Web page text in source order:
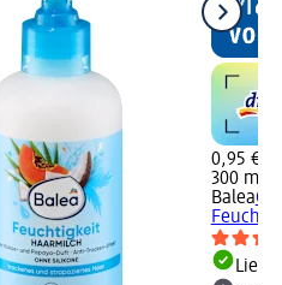
0,95 €
300 ml
Balea